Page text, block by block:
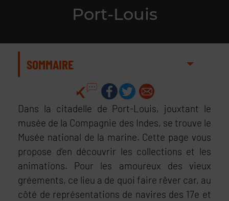
Port-Louis
SOMMAIRE
Dans la citadelle de Port-Louis, jouxtant le
musée de la Compagnie des Indes, se trouve le
Musée national de la marine. Cette page vous
propose d’en découvrir les collections et les
animations. Pour les amoureux des vieux
gréements, ce lieu a de quoi faire rêver car, au
côté de représentations de navires des 17e et